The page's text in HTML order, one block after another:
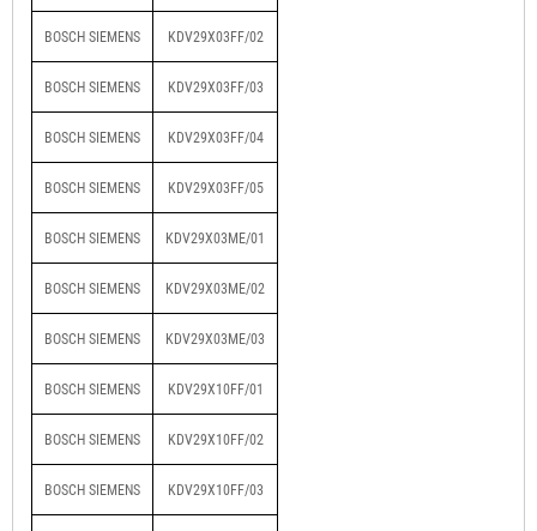
BOSCH SIEMENS KDV29X03FF/02
BOSCH SIEMENS KDV29X03FF/03
BOSCH SIEMENS KDV29X03FF/04
BOSCH SIEMENS KDV29X03FF/05
BOSCH SIEMENS KDV29X03ME/01
BOSCH SIEMENS KDV29X03ME/02
BOSCH SIEMENS KDV29X03ME/03
BOSCH SIEMENS KDV29X10FF/01
BOSCH SIEMENS KDV29X10FF/02
BOSCH SIEMENS KDV29X10FF/03